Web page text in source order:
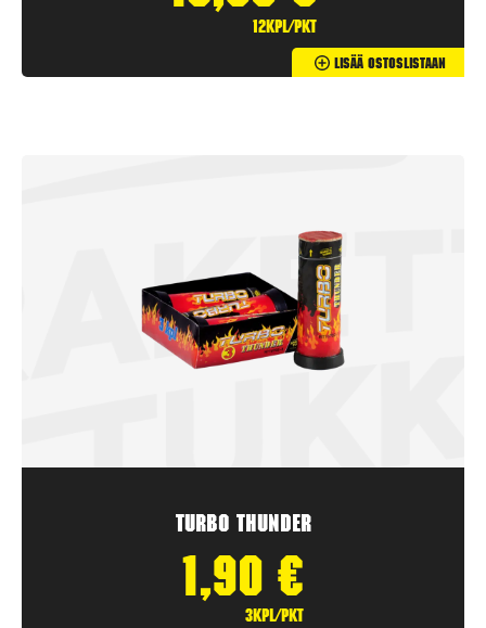
12kpl/pkt
Lisää Ostoslistaan
Turbo Thunder
1,90 €
3kpl/pkt